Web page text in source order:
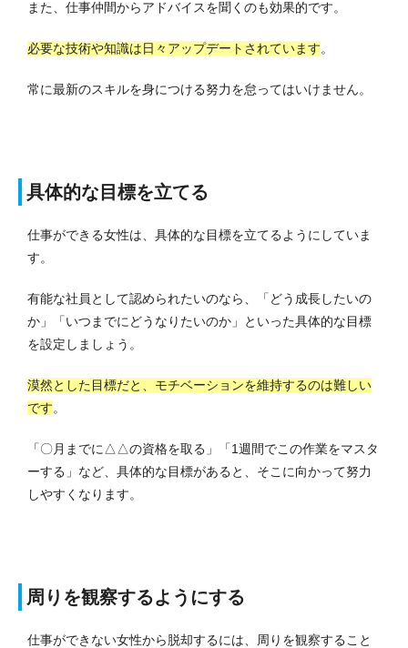
また、仕事仲間からアドバイスを聞くのも効果的です。
必要な技術や知識は日々アップデートされています。
常に最新のスキルを身につける努力を怠ってはいけません。
具体的な目標を立てる
仕事ができる女性は、具体的な目標を立てるようにしていま
す。
有能な社員として認められたいのなら、「どう成長したいの
か」「いつまでにどうなりたいのか」といった具体的な目標
を設定しましょう。
漠然とした目標だと、モチベーションを維持するのは難しい
です。
「〇月までに△△の資格を取る」「1週間でこの作業をマスタ
ーする」など、具体的な目標があると、そこに向かって努力
しやすくなります。
周りを観察するようにする
仕事ができない女性から脱却するには、周りを観察すること